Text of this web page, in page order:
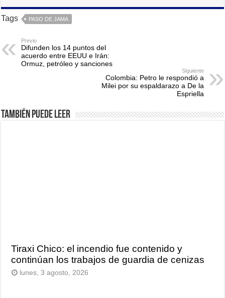
Tags PASO DE JAMA
Previo
Difunden los 14 puntos del
acuerdo entre EEUU e Irán:
Ormuz, petróleo y sanciones
Siguiente
Colombia: Petro le respondió a
Milei por su espaldarazo a De la
Espriella
También puede leer
Tiraxi Chico: el incendio fue contenido y
continúan los trabajos de guardia de cenizas
lunes, 3 agosto, 2026